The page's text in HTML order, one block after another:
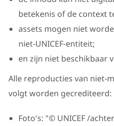
betekenis of de context
assets mogen niet
niet-UNICEF-entiteit;
en zijn niet beschikbaar
Alle reproducties van niet-
volgt worden gecrediteerd:
Foto's: "© UNICEF /